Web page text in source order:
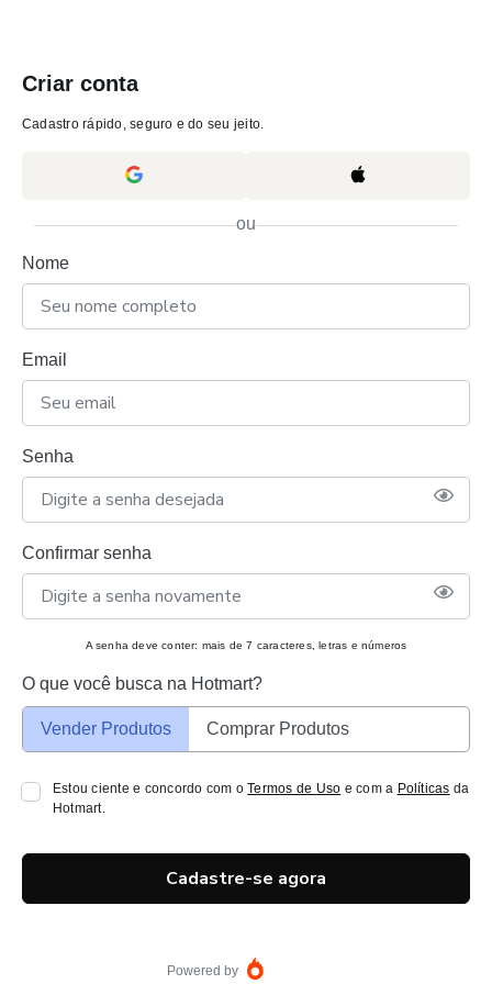
Criar conta
Cadastro rápido, seguro e do seu jeito.
ou
Nome
Email
Senha
Confirmar senha
A senha deve conter: mais de 7 caracteres, letras e números
O que você busca na Hotmart?
Vender Produtos Comprar Produtos
Estou ciente e concordo com oTermos de Uso e com a Políticas da
Hotmart.
Cadastre-se agora
Powered by